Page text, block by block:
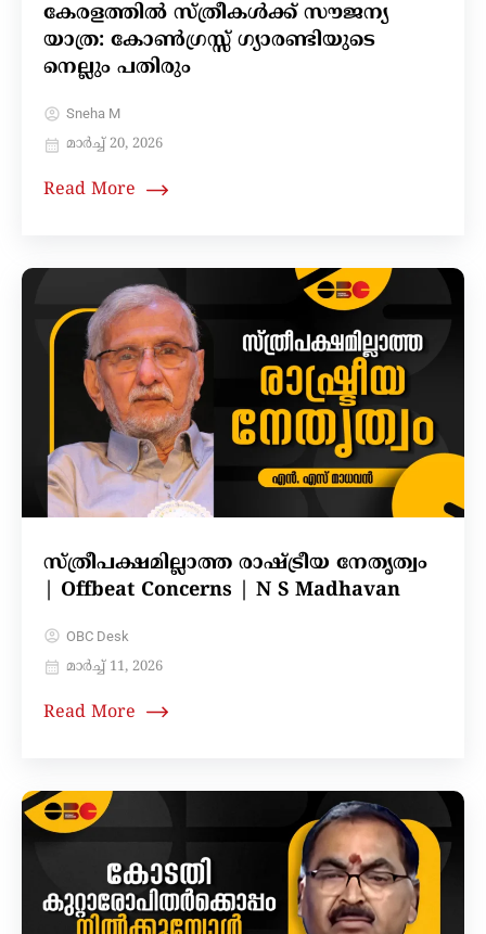
കേരളത്തിൽ സ്ത്രീകൾക്ക് സൗജന്യ
യാത്ര: കോൺഗ്രസ്സ് ഗ്യാരണ്ടിയുടെ
നെല്ലും പതിരും
Sneha M
മാർച്ച്‌ 20, 2026
Read More
സ്ത്രീപക്ഷമില്ലാത്ത രാഷ്ട്രീയ നേതൃത്വം
| Offbeat Concerns | N S Madhavan
OBC Desk
മാർച്ച്‌ 11, 2026
Read More